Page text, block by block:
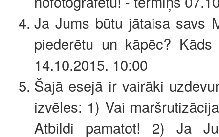
Ja Jums būtu jātaisa savs
piederētu un kāpēc?
14.10.2015. 10:00
Šajā esejā ir vairāki
izvēles: 1) Vai
Atbildi pamatot! 2) Ja